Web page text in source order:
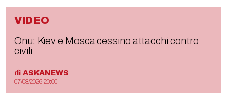
VIDEO
Onu: Kiev e Mosca cessino attacchi contro
civili
di ASKANEWS
07/08/2026 20:00